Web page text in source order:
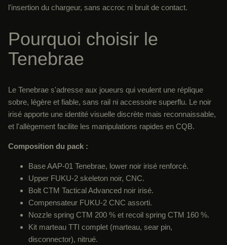
l'insertion du chargeur, sans accroc ni bruit de contact.
Pourquoi choisir le
Tenebrae
Le Tenebrae s'adresse aux joueurs qui veulent une réplique
sobre, légère et fiable, sans rail ni accessoire superflu. Le noir
irisé apporte une identité visuelle discrète mais reconnaissable,
et l'allègement facilite les manipulations rapides en CQB.
Composition du pack :
Base AAP-01 Tenebrae, lower noir irisé renforcé.
Upper FUKU-2 skeleton noir, CNC.
Bolt CTM Tactical Advanced noir irisé.
Compensateur FUKU-2 CNC assorti.
Nozzle spring CTM 200 % et recoil spring CTM 160 %.
Kit marteau TTI complet (marteau, sear pin,
disconnector), nitrué.